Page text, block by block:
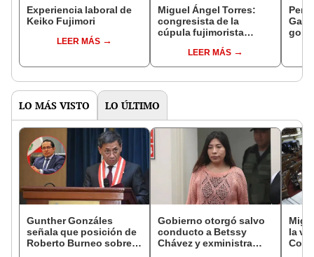
Experiencia laboral de
Keiko Fujimori
LEER MÁS
Miguel Ángel Torres:
congresista de la
cúpula fujimorista
del SenadoLEER MÁS
LO MÁS VISTO LO ÚLTIMO
Gunther Gonzáles
señala que posición de
Roberto Burneo sobre
Gobierno otorgó salvo
conducto a Betssy
Chávez y exministra
la